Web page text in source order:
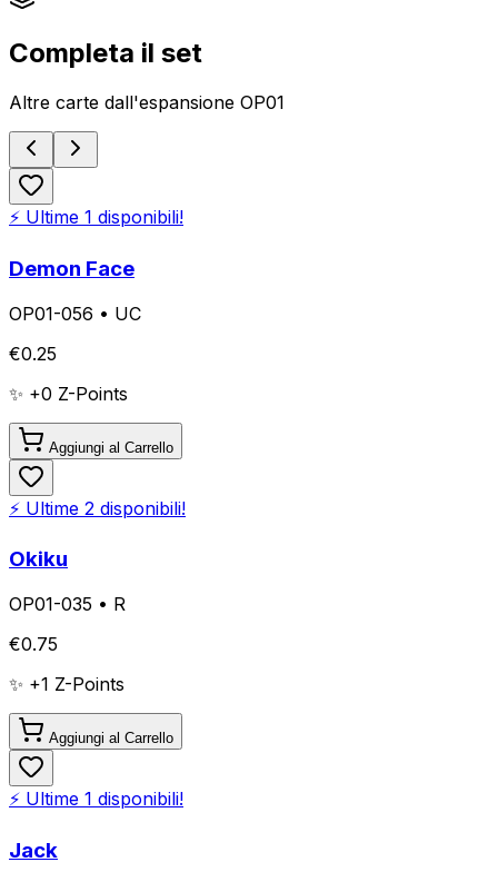
Completa il set
Altre carte dall'espansione OP01
⚡ Ultime 1 disponibili!
Demon Face
OP01-056 • UC
€0.25
✨ +0 Z-Points
Aggiungi al Carrello
⚡ Ultime 2 disponibili!
Okiku
OP01-035 • R
€0.75
✨ +1 Z-Points
Aggiungi al Carrello
⚡ Ultime 1 disponibili!
Jack